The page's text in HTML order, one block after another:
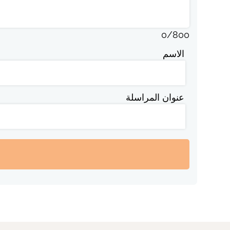
0/800
الاسم
عنوان المراسلة